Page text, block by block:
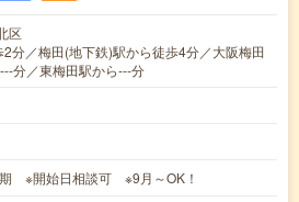
区
2分／梅田(地下鉄)駅から徒歩4分／大阪梅田
分／東梅田駅から---分
※開始日相談可 ※9月～OK！